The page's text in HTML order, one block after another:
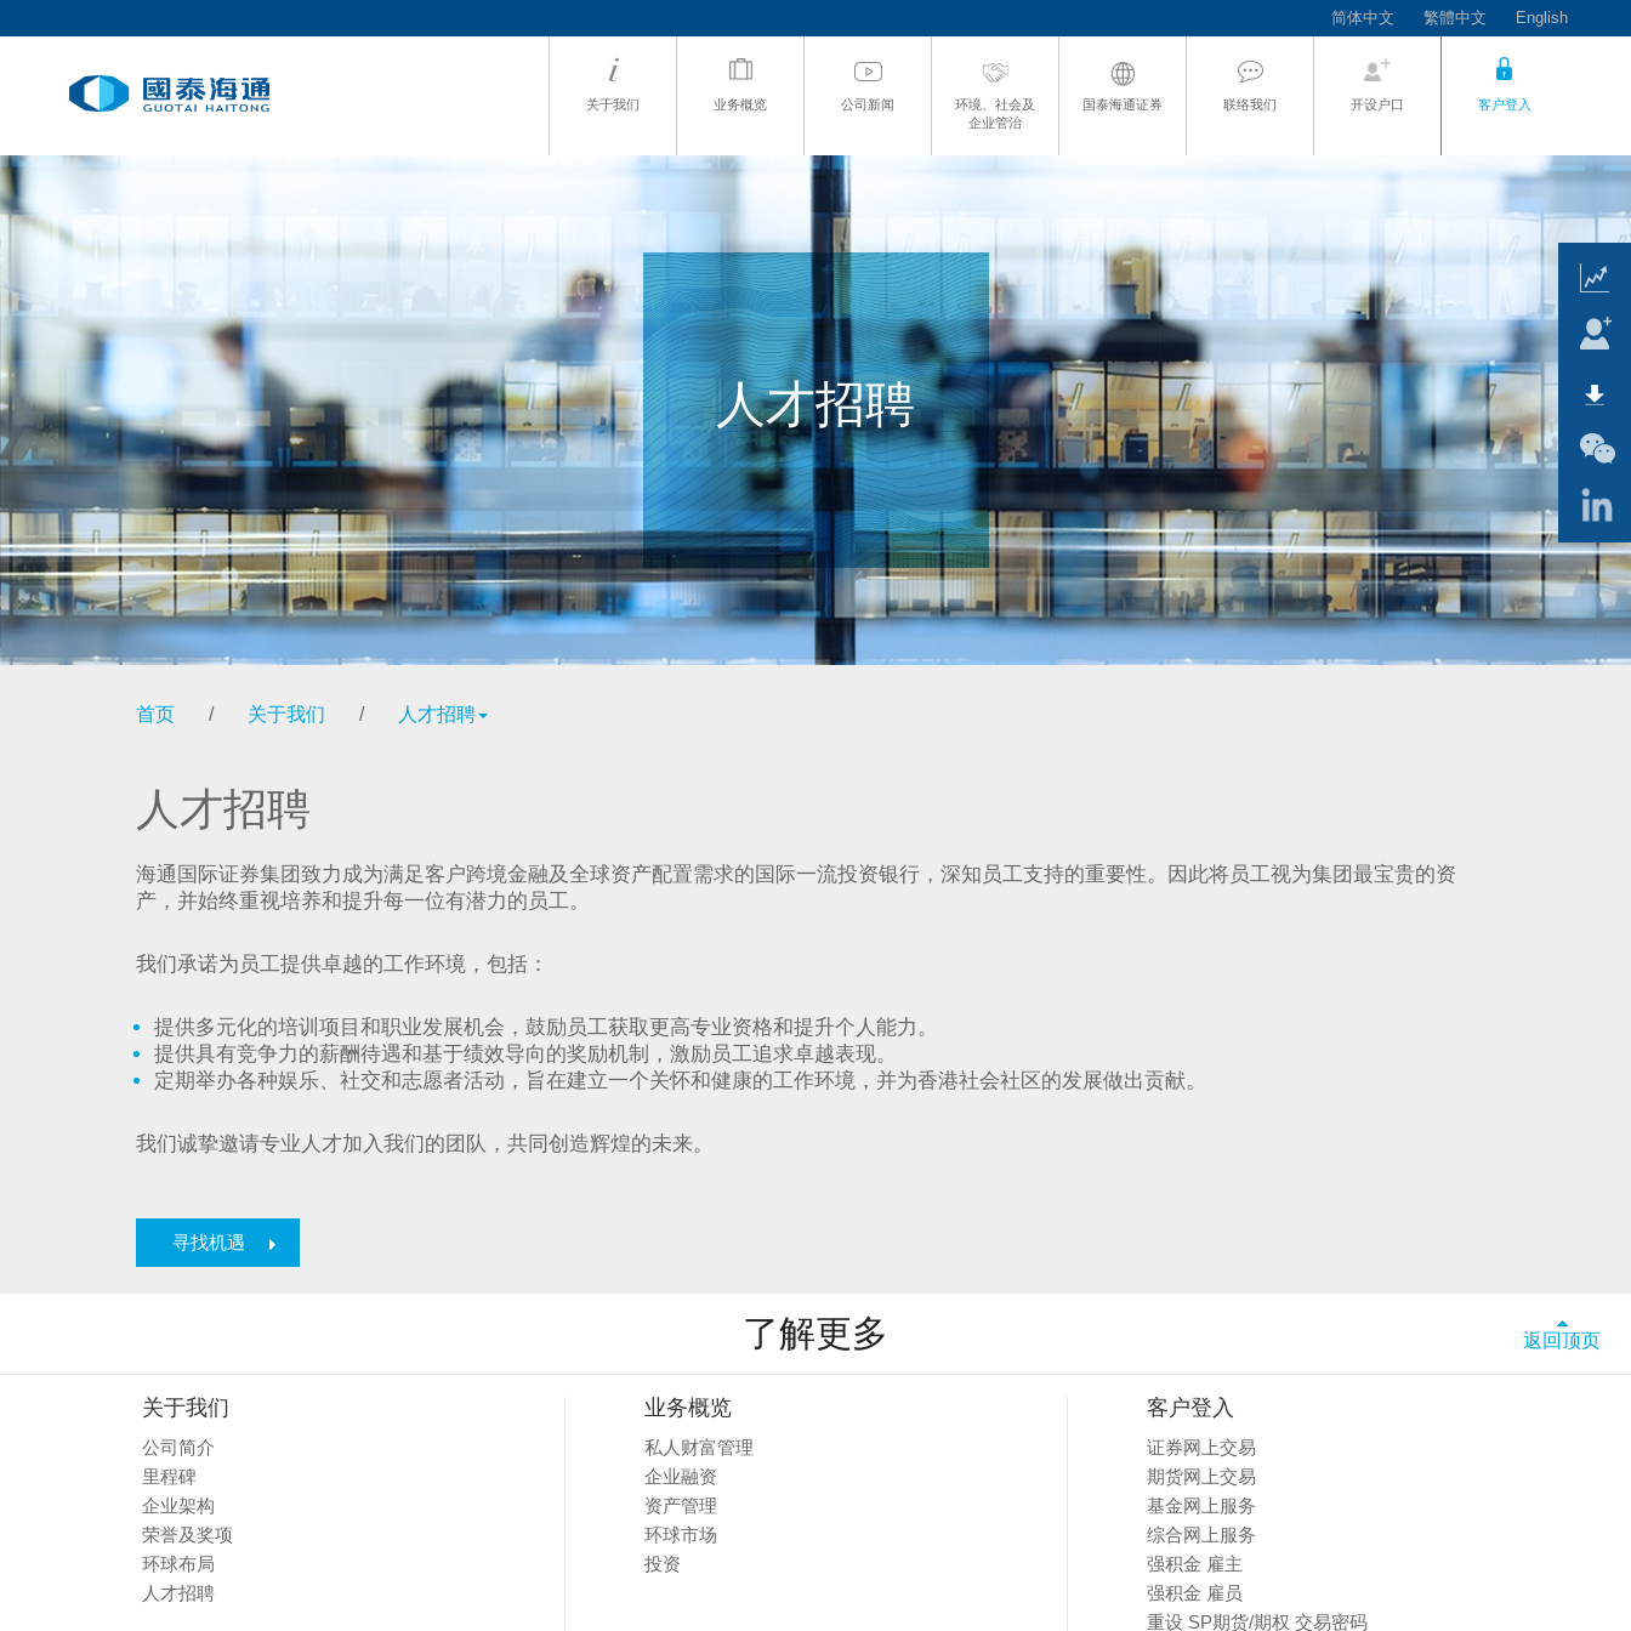
简体中文 繁體中文 English
关于我们 业务概览 公司新闻
环境、社会及
企业管治
国泰海通证券 联络我们 开设户口 客户登入
人才招聘
首页 / 关于我们 / 人才招聘
人才招聘
海通国际证券集团致力成为满足客户跨境金融及全球资产配置需求的国际一流投资银行，深知员工支持的重要性。因此将员工视为集团最宝贵的资
产，并始终重视培养和提升每一位有潜力的员工。
我们承诺为员工提供卓越的工作环境，包括：
提供多元化的培训项目和职业发展机会，鼓励员工获取更高专业资格和提升个人能力。
提供具有竞争力的薪酬待遇和基于绩效导向的奖励机制，激励员工追求卓越表现。
定期举办各种娱乐、社交和志愿者活动，旨在建立一个关怀和健康的工作环境，并为香港社会社区的发展做出贡献。
我们诚挚邀请专业人才加入我们的团队，共同创造辉煌的未来。
寻找机遇
了解更多 返回顶页
关于我们
公司简介
里程碑
企业架构
荣誉及奖项
环球布局
人才招聘
业务概览
私人财富管理
企业融资
资产管理
环球市场
投资
客户登入
证券网上交易
期货网上交易
基金网上服务
综合网上服务
强积金 雇主
强积金 雇员
重设 SP期货/期权 交易密码